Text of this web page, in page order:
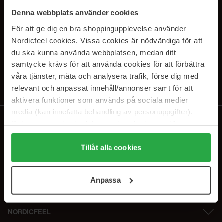
Denna webbplats använder cookies
För att ge dig en bra shoppingupplevelse använder
Nordicfeel cookies. Vissa cookies är nödvändiga för att
du ska kunna använda webbplatsen, medan ditt
samtycke krävs för att använda cookies för att förbättra
våra tjänster, mäta och analysera trafik, förse dig med
relevant och anpassat innehåll/annonser samt för att
aktivera funktioner som används på sociala medier
media (kan innefatta behandling av personuppgifter).
Genom att trycka på "Tillåt alla cookies" accepterar du
alla cookies, medan du under "Detaljer" kan anpassa
användningen av cookies. Du kan när som helst återkalla
samt vår Integritetspolicy.
Tillåt alla cookies
Anpassa
PRENUMERERA PÅ VÅRA
NYHETSBREV
E-postadress
Genom att prenumerera accepterar du vårIntegritetspolicy.
NORDICFEEL